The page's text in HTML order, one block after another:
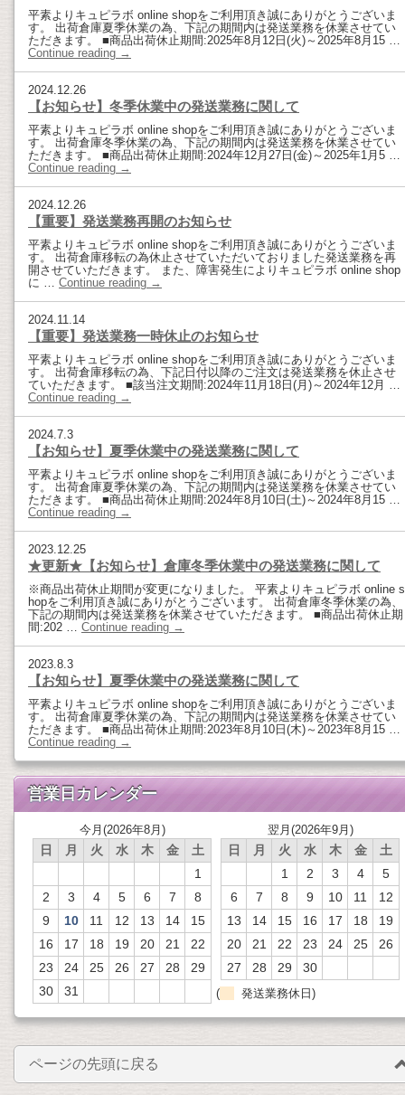
平素よりキュピラボ online shopをご利用頂き誠にありがとうございま
す。 出荷倉庫夏季休業の為、下記の期間内は発送業務を休業させてい
ただきます。 ■商品出荷休止期間:2025年8月12日(火)～2025年8月15 …
Continue reading →
2024.12.26
【お知らせ】冬季休業中の発送業務に関して
平素よりキュピラボ online shopをご利用頂き誠にありがとうございま
す。 出荷倉庫冬季休業の為、下記の期間内は発送業務を休業させてい
ただきます。 ■商品出荷休止期間:2024年12月27日(金)～2025年1月5 …
Continue reading →
2024.12.26
【重要】発送業務再開のお知らせ
平素よりキュピラボ online shopをご利用頂き誠にありがとうございま
す。 出荷倉庫移転の為休止させていただいておりました発送業務を再
開させていただきます。 また、障害発生によりキュピラボ online shop
に … Continue reading →
2024.11.14
【重要】発送業務一時休止のお知らせ
平素よりキュピラボ online shopをご利用頂き誠にありがとうございま
す。 出荷倉庫移転の為、下記日付以降のご注文は発送業務を休止させ
ていただきます。 ■該当注文期間:2024年11月18日(月)～2024年12月 …
Continue reading →
2024.7.3
【お知らせ】夏季休業中の発送業務に関して
平素よりキュピラボ online shopをご利用頂き誠にありがとうございま
す。 出荷倉庫夏季休業の為、下記の期間内は発送業務を休業させてい
ただきます。 ■商品出荷休止期間:2024年8月10日(土)～2024年8月15 …
Continue reading →
2023.12.25
★更新★【お知らせ】倉庫冬季休業中の発送業務に関して
※商品出荷休止期間が変更になりました。 平素よりキュピラボ online s
hopをご利用頂き誠にありがとうございます。 出荷倉庫冬季休業の為、
下記の期間内は発送業務を休業させていただきます。 ■商品出荷休止期
間:202 … Continue reading →
2023.8.3
【お知らせ】夏季休業中の発送業務に関して
平素よりキュピラボ online shopをご利用頂き誠にありがとうございま
す。 出荷倉庫夏季休業の為、下記の期間内は発送業務を休業させてい
ただきます。 ■商品出荷休止期間:2023年8月10日(木)～2023年8月15 …
Continue reading →
営業日カレンダー
今月(2026年8月)
日 月 火 水 木 金
土
1
2
3 4 5 6 7
8
9
10 11 12 13 14
15
16
17 18 19 20 21
22
23
24 25 26 27 28
29
30
31
翌月(2026年9月)
日 月 火 水 木 金
土
1
2 3 4
5
6
7 8 9 10 11
12
13
14 15 16 17 18
19
20
21 22 23 24 25
26
27
28 29 30
( 発送業務休日)
ページの先頭に戻る